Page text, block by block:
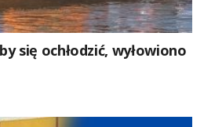
się ochłodzić, wyłowiono